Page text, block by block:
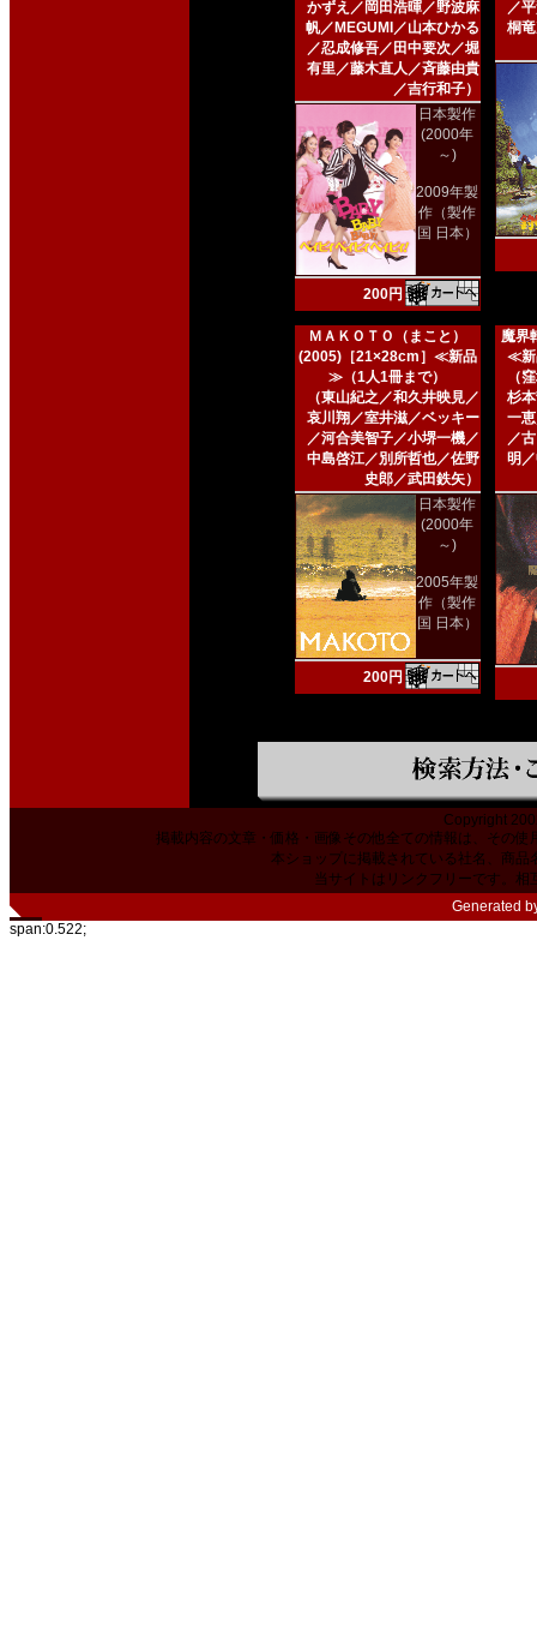
かずえ／岡田浩暉／野波麻
帆／MEGUMI／山本ひかる
／忍成修吾／田中要次／堀
有里／藤木直人／斉藤由貴
／吉行和子）
日本製作
(2000年
～)
2009年製
作（製作
国 日本）
200円
／
桐
ＭＡＫＯＴＯ（まこと）
(2005)［21×28cm］≪新品
≫（1人1冊まで）
（東山紀之／和久井映見／
哀川翔／室井滋／ベッキー
／河合美智子／小堺一機／
中島啓江／別所哲也／佐野
史郎／武田鉄矢）
日本製作
(2000年
～)
2005年製
作（製作
国 日本）
200円
魔界
≪新
（
杉
一
／
明
Copyright
掲載内容の文章・価格・画像その他全ての情報は、その
本ショップに掲載されている社名、商
当サイトはリンクフリーです。相
Generated
span:0.522;